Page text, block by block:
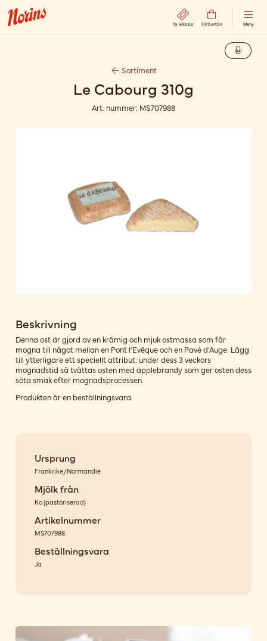
Ta kölapp Förbeställ Meny
Sortiment
Le Cabourg 310g
Art. nummer: MS707988
Beskrivning
Denna ost är gjord av en krämig och mjuk ostmassa som får
mogna till något mellan en Pont l'Evêque och en Pavé d'Auge. Lägg
till ytterligare ett speciellt attribut: under dess 3 veckors
mognadstid så tvättas osten med äpplebrandy som ger osten dess
söta smak efter mognadsprocessen.
Produkten är en beställningsvara.
Ursprung
Frankrike/Normandie
Mjölk från
Ko(pastöriserad)
Artikelnummer
MS707988
Beställningsvara
Ja